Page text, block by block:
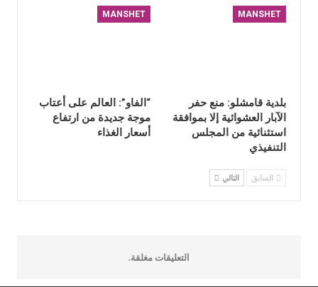
MANSHET
بلدية قامشلو: منع حفر
الآبار العشوائية إلا بموافقة
استثنائية من المجلس
التنفيذي
MANSHET
“الفاو”: العالم على أعتاب
موجة جديدة من ارتفاع
أسعار الغذاء
السابق التالي
التعليقات مغلقة.